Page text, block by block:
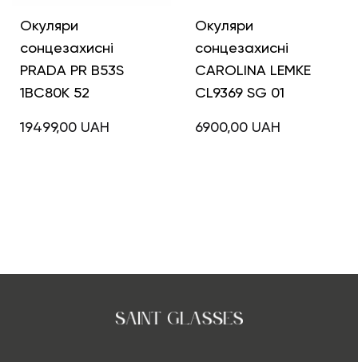
Окуляри
сонцезахисні
PRADA PR B53S
1BC80K 52
19499,00 UAH
Окуляри
сонцезахисні
CAROLINA LEMKE
CL9369 SG 01
6900,00 UAH